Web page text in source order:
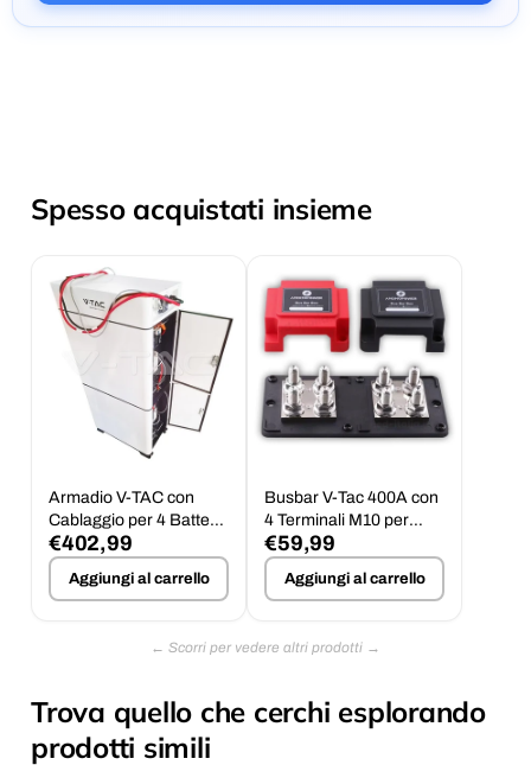
Spesso acquistati insieme
Armadio V-TAC con
Cablaggio per 4 Batterie
Fotovoltaiche - Max
100A
€402,99
Aggiungi al carrello
Busbar V-Tac 400A con
4 Terminali M10 per
Batterie Bassa
Tensione
€59,99
Aggiungi al carrello
Trova quello che cerchi esplorando
prodotti simili